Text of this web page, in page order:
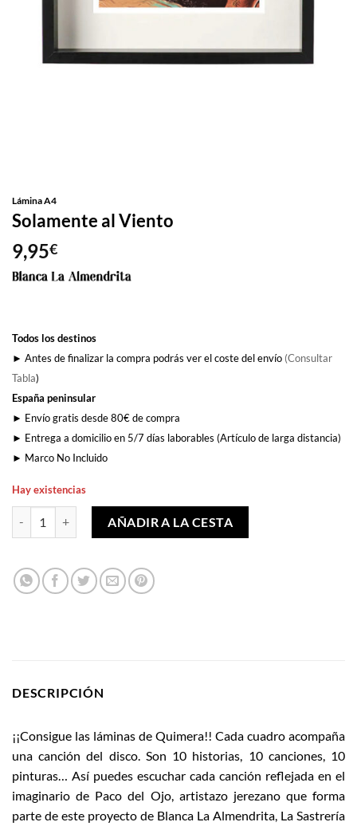
Lámina A4
Solamente al Viento
9,95€
Todos los destinos
► Antes de finalizar la compra podrás ver el coste del envío (Consultar
Tabla)
España peninsular
► Envío gratis desde 80€ de compra
► Entrega a domicilio en 5/7 días laborables (Artículo de larga distancia)
► Marco No Incluido
Hay existencias
Solamente al Viento cantidadAÑADIR A LA CESTA
DESCRIPCIÓN
¡¡Consigue las láminas de Quimera!! Cada cuadro acompaña
una canción del disco. Son 10 historias, 10 canciones, 10
pinturas… Así puedes escuchar cada canción reflejada en el
imaginario de Paco del Ojo, artistazo jerezano que forma
parte de este proyecto de Blanca La Almendrita, La Sastrería